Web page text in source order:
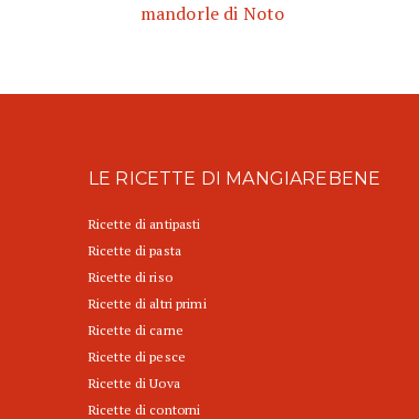
mandorle di Noto
LE RICETTE DI MANGIAREBENE
Ricette di antipasti
Ricette di pasta
Ricette di riso
Ricette di altri primi
Ricette di carne
Ricette di pesce
Ricette di Uova
Ricette di contorni